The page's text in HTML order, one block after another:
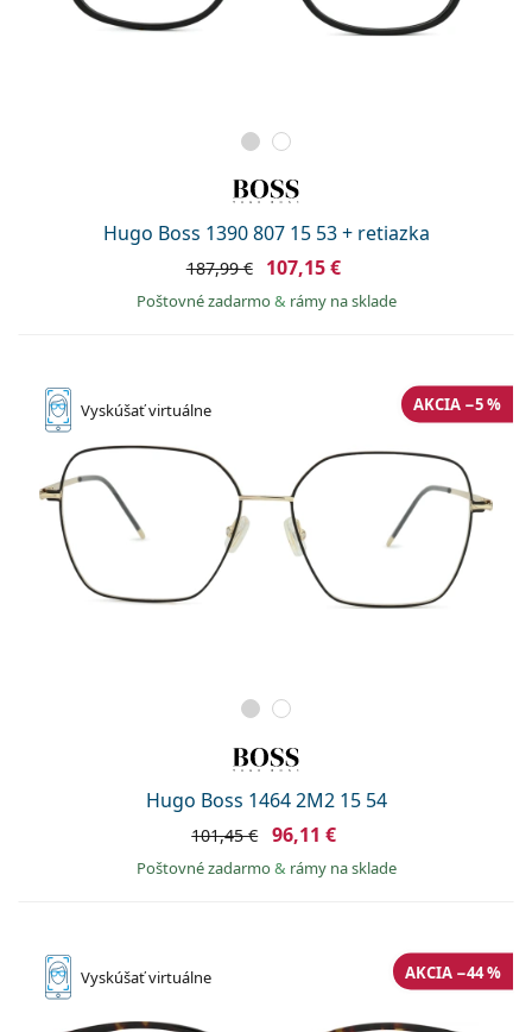
Hugo Boss 1390 807 15 53 + retiazka
187,99 € 107,15 €
Poštovné zadarmo& rámy na sklade
Vyskúšaťvirtuálne
Hugo Boss 1464 2M2 15 54
AKCIA −5 %
101,45 € 96,11 €
Poštovné zadarmo& rámy na sklade
Vyskúšaťvirtuálne AKCIA −44 %